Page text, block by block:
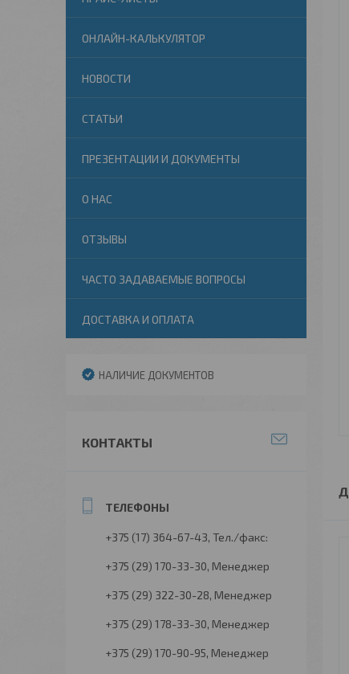
ОНЛАЙН-КАЛЬКУЛЯТОР
НОВОСТИ
СТАТЬИ
ПРЕЗЕНТАЦИИ И ДОКУМЕНТЫ
О НАС
ОТЗЫВЫ
ЧАСТО ЗАДАВАЕМЫЕ ВОПРОСЫ
ДОСТАВКА И ОПЛАТА
НАЛИЧИЕ ДОКУМЕНТОВ
КОНТАКТЫ
+375 (17) 364-67-43 Тел./факс:
+375 (29) 170-33-30 Менеджер
+375 (29) 322-30-28 Менеджер
+375 (29) 178-33-30 Менеджер
+375 (29) 170-90-95 Менеджер